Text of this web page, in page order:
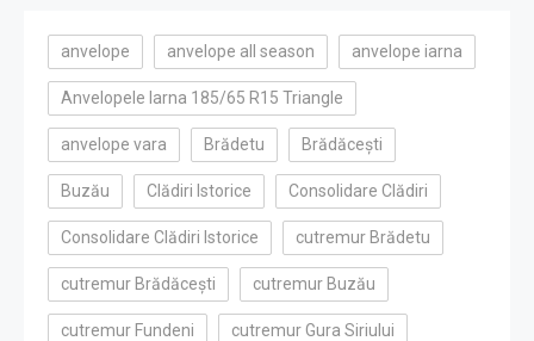
anvelope anvelope all season anvelope iarna
Anvelopele Iarna 185/65 R15 Triangle
anvelope vara Brădetu Brădăcești
Buzău Clădiri Istorice Consolidare Clădiri
Consolidare Clădiri Istorice cutremur Brădetu
cutremur Brădăcești cutremur Buzău
cutremur Fundeni cutremur Gura Siriului